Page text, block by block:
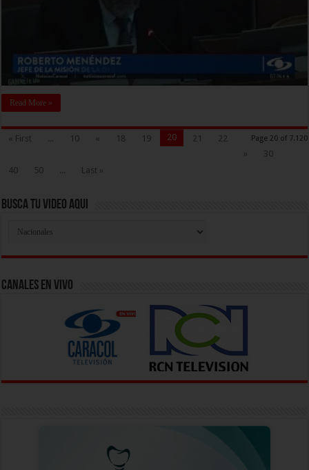
Read More »
Page 20 of 7.120
« First ... 10 « 18 19 20 21
22
»
30
40
50 ... Last »
Busca Tu Video Aqui
Aqui
Canales En Vivo